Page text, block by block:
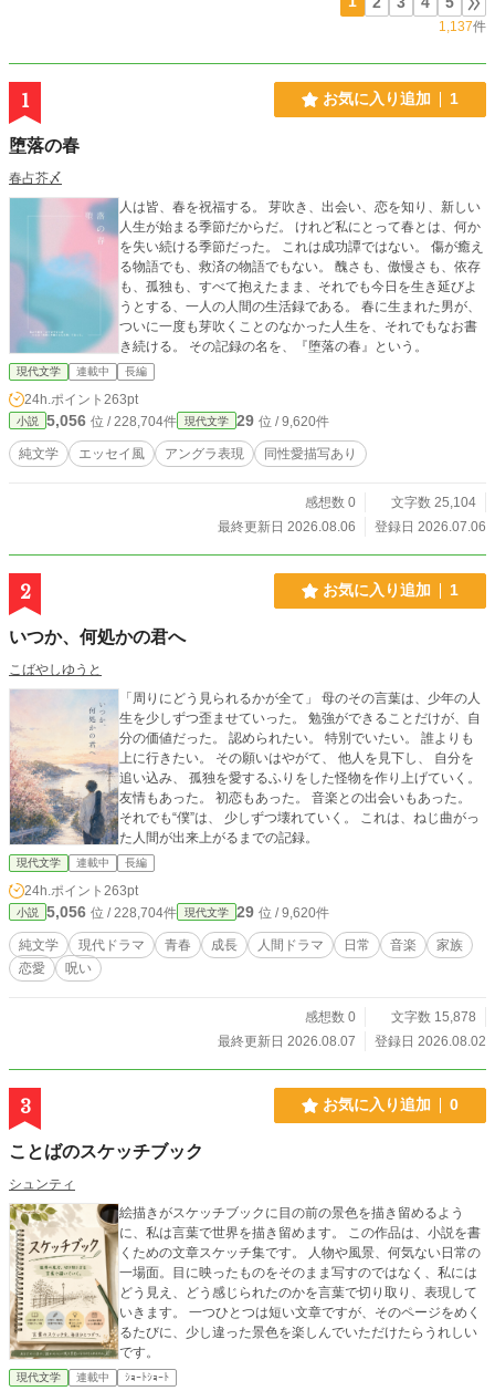
1,137件
1 お気に入り追加 1
堕落の春
春占芥〆
人は皆、春を祝福する。 芽吹き、出会い、恋を知り、新しい
人生が始まる季節だからだ。 けれど私にとって春とは、何か
を失い続ける季節だった。 これは成功譚ではない。 傷が癒え
る物語でも、救済の物語でもない。 醜さも、傲慢さも、依存
も、孤独も、すべて抱えたまま、それでも今日を生き延びよ
うとする、一人の人間の生活録である。 春に生まれた男が、
ついに一度も芽吹くことのなかった人生を、それでもなお書
き続ける。 その記録の名を、『堕落の春』という。
現代文学 連載中 長編
24h.ポイント 263pt
小説 5,056 位 / 228,704件 現代文学 29 位 / 9,620件
純文学 エッセイ風 アングラ表現 同性愛描写あり
感想数 0
文字数 25,104
最終更新日 2026.08.06
登録日 2026.07.06
2 お気に入り追加 1
いつか、何処かの君へ
こばやしゆうと
「周りにどう見られるかが全て」 母のその言葉は、少年の人
生を少しずつ歪ませていった。 勉強ができることだけが、自
分の価値だった。 認められたい。 特別でいたい。 誰よりも
上に行きたい。 その願いはやがて、 他人を見下し、 自分を
追い込み、 孤独を愛するふりをした怪物を作り上げていく。
友情もあった。 初恋もあった。 音楽との出会いもあった。
それでも“僕”は、 少しずつ壊れていく。 これは、ねじ曲がっ
た人間が出来上がるまでの記録。
現代文学 連載中 長編
24h.ポイント 263pt
小説 5,056 位 / 228,704件 現代文学 29 位 / 9,620件
純文学 現代ドラマ 青春 成長 人間ドラマ 日常 音楽
家族
恋愛
呪い
感想数 0
文字数 15,878
最終更新日 2026.08.07
登録日 2026.08.02
3 お気に入り追加 0
ことばのスケッチブック
シュンティ
絵描きがスケッチブックに目の前の景色を描き留めるよう
に、私は言葉で世界を描き留めます。 この作品は、小説を書
くための文章スケッチ集です。 人物や風景、何気ない日常の
一場面。目に映ったものをそのまま写すのではなく、私には
どう見え、どう感じられたのかを言葉で切り取り、表現して
いきます。 一つひとつは短い文章ですが、そのページをめく
るたびに、少し違った景色を楽しんでいただけたらうれしい
です。
現代文学 連載中 ｼｮｰﾄｼｮｰﾄ